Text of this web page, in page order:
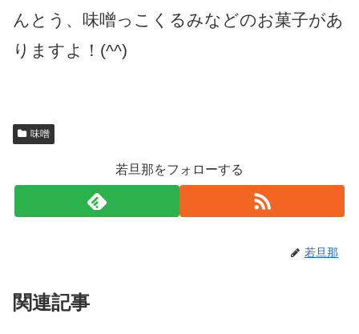
んとう、味噌っこくるみなどのお菓子があ
りますよ！(^^)
味噌
若旦那をフォローする
若旦那
関連記事